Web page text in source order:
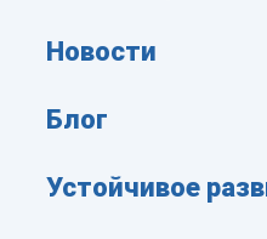
Новости
Блог
Устойчивое